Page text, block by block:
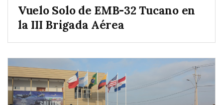
Vuelo Solo de EMB-32 Tucano en
la III Brigada Aérea